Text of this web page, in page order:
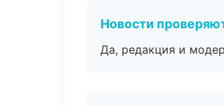
Новости
Да, редакция и